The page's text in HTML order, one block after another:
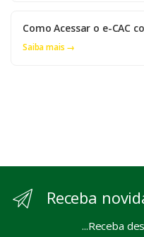
Como Acessar o e-CAC
Saiba mais →
Receba
...Receba